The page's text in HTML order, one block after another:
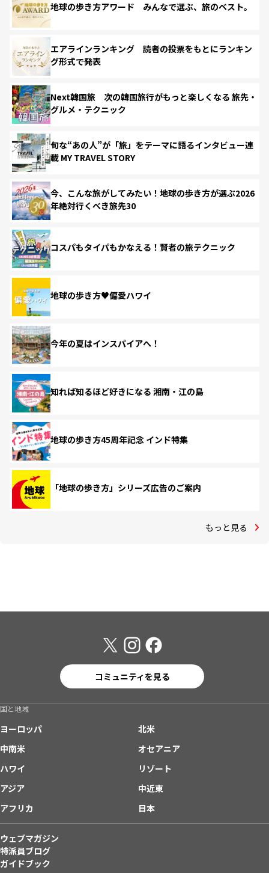
地球の歩き方アワード みんなで選ぶ、旅のベスト。
エアラインランキング 読者の投票をもとにランキン
グ形式で発表
Next韓国旅 次の韓国旅行がもっと楽しくなる 旅先・
グルメ・テクニック
旬な“あの人”が「旅」をテーマに語るインタビュー連
載 MY TRAVEL STORY
今、こんな旅がしてみたい！地球の歩き方が選ぶ2026
年絶対行くべき旅先30
コスパもタイパもかなえる！賢者の旅テクニック
地球の歩き方♥偏愛ハワイ
今年の夏はインスパイアへ！
知れば知るほど好きになる 湘南・江の島
地球の歩き方45周年記念 インド特集
「地球の歩き方」シリーズ広告のご案内
もっと見る
コミュニティを見る
国と地域
ヨーロッパ
北米
中南米
オセアニア
ハワイ
リゾート
アジア
中近東
アフリカ
日本
ウェブマガジン
特派員ブログ
ガイドブック